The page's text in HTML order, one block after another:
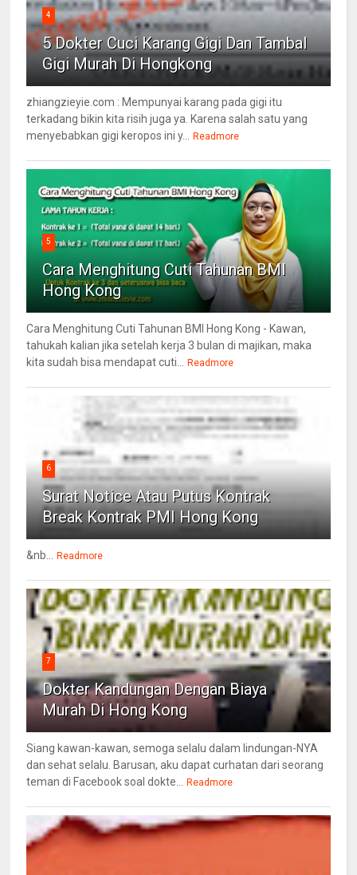
4
5 Dokter Cuci Karang Gigi Dan Tambal
Gigi Murah Di Hongkong
zhiangzieyie.com : Mempunyai karang pada gigi itu
terkadang bikin kita risih juga ya. Karena salah satu yang
menyebabkan gigi keropos ini y... Readmore
5
Cara Menghitung Cuti Tahunan BMI
Hong Kong
Cara Menghitung Cuti Tahunan BMI Hong Kong - Kawan,
tahukah kalian jika setelah kerja 3 bulan di majikan, maka
kita sudah bisa mendapat cuti... Readmore
6
Surat Notice Atau Putus Kontrak
Break Kontrak PMI Hong Kong
&nb... Readmore
7
Dokter Kandungan Dengan Biaya
Murah Di Hong Kong
Siang kawan-kawan, semoga selalu dalam lindungan-NYA
dan sehat selalu. Barusan, aku dapat curhatan dari seorang
teman di Facebook soal dokte... Readmore